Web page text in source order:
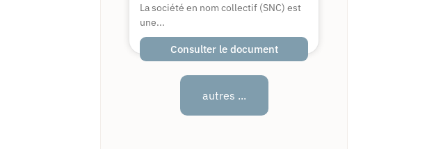
La société en nom collectif (SNC) est
une...
Consulter le document
autres ...